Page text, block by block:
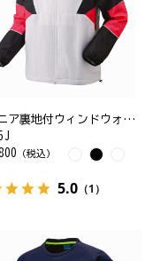
ジュニア裏地付ウィンドウォーマーシャツ
（税込）
5.0（1）